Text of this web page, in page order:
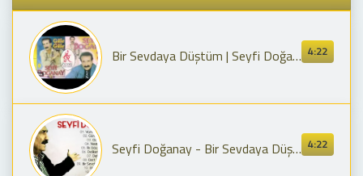
4:22
Bir Sevdaya Düştüm | Seyfi Doğanay
4:22
Seyfi Doğanay - Bir Sevdaya Düştüm